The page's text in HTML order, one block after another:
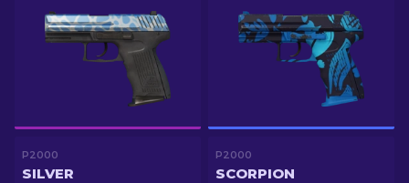
P2000
SILVER
P2000
SCORPION